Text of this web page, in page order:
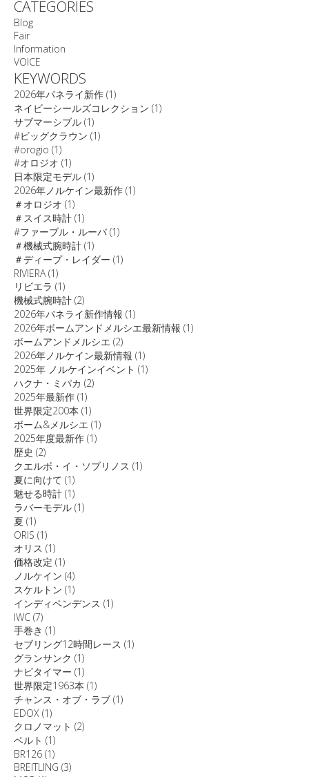
CATEGORIES
Blog
Fair
Information
VOICE
KEYWORDS
2026年パネライ新作 (1)
ネイビーシールズコレクション (1)
サブマーシブル (1)
#ビッグクラウン (1)
#orogio (1)
#オロジオ (1)
日本限定モデル (1)
2026年ノルケイン最新作 (1)
＃オロジオ (1)
＃スイス時計 (1)
#ファーブル・ルーバ(1)
＃機械式腕時計 (1)
＃ディープ・レイダー (1)
RIVIERA(1)
リビエラ (1)
機械式腕時計 (2)
2026年パネライ新作情報 (1)
2026年ボームアンドメルシエ最新情報 (1)
ボームアンドメルシエ (2)
2026年ノルケイン最新情報 (1)
2025年 ノルケインイベント (1)
ハクナ・ミパカ (2)
2025年最新作 (1)
世界限定200本 (1)
ボーム&メルシエ (1)
2025年度最新作 (1)
歴史 (2)
クエルボ・イ・ソブリノス (1)
夏に向けて (1)
魅せる時計 (1)
ラバーモデル (1)
夏 (1)
ORIS (1)
オリス (1)
価格改定 (1)
ノルケイン (4)
スケルトン (1)
インディペンデンス (1)
IWC (7)
手巻き (1)
セブリング12時間レース (1)
グランサンク (1)
ナビタイマー (1)
世界限定1963本 (1)
チャンス・オブ・ラブ (1)
EDOX (1)
クロノマット (2)
ベルト (1)
BR126 (1)
BREITLING (3)